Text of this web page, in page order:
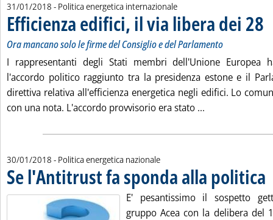
31/01/2018 - Politica energetica internazionale
Efficienza edifici, il via libera dei 28
Ora mancano solo le firme del Consiglio e del Parlamento
I rappresentanti degli Stati membri dell'Unione Europea
l'accordo politico raggiunto tra la presidenza estone e il
direttiva relativa all'efficienza energetica negli edifici. Lo
con una nota. L'accordo provvisorio era stato ...
30/01/2018 - Politica energetica nazionale
Se l'Antitrust fa sponda alla politica
E' pesantissimo il sospetto
gruppo Acea con la delibera del